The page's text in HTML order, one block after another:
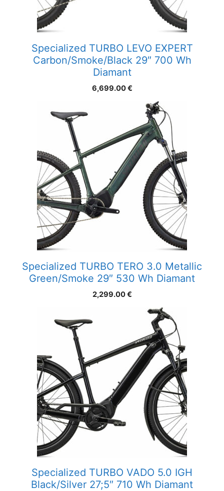
Specialized TURBO LEVO EXPERT
Carbon/Smoke/Black 29″ 700 Wh
Diamant
6,699.00€
Specialized TURBO TERO 3.0 Metallic
Green/Smoke 29″ 530 Wh Diamant
2,299.00€
Specialized TURBO VADO 5.0 IGH
Black/Silver 27;5″ 710 Wh Diamant